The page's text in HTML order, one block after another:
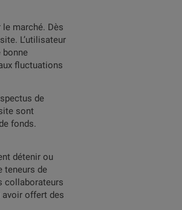
marché. Dès
L’utilisateur
bonne
fluctuations
de
sont
fonds.
détenir ou
teneurs de
collaborateurs
avoir offert des